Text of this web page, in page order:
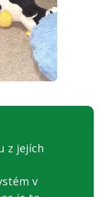
z jejích
v